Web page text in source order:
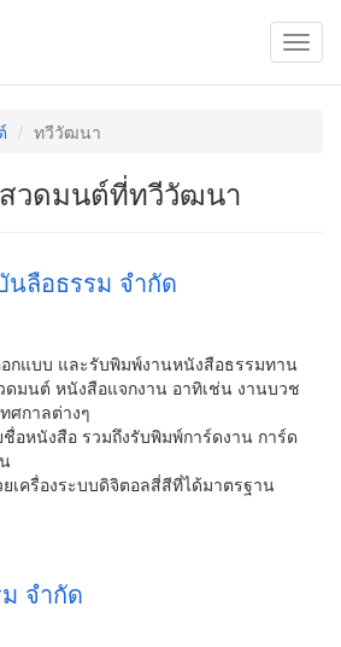
ทวีวัฒนา
วดมนต์ที่ทวีวัฒนา
ลือธรรม จำกัด
กแบบ และรับพิมพ์งานหนังสือธรรมทาน
มนต์ หนังสือแจกงาน อาทิเช่น งานบวช
ศกาลต่างๆ
อหนังสือ รวมถึงรับพิมพ์การ์ดงาน การ์ด
เครื่องระบบดิจิตอลสี่สีที่ได้มาตรฐาน
จำกัด